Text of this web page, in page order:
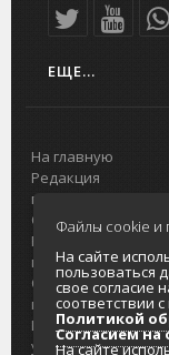
ЕЩЕ...
На главную
Редакция
портала
О проекте
Реклама на
портале
Отзывы и
предложения
Интернет-
услуги
Файлы cookie и
На сайте
пользоваться
свое согласие
соответствии
Политикой
Согласием
На сайте